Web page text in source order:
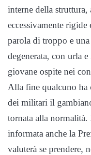
interne della
eccessivamente
parola di troppo e
degenerata, con urla
giovane ospite nei
Alla fine qualcuno ha
dei militari il
tornata alla normalità.
informata anche la
valuterà se prendere,